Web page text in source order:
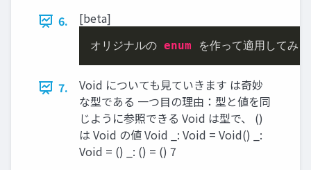
6.
[beta]
オリジナルの enum を作って適⽤してみ
7.
Void についても⾒ていきます は奇妙
な型である ⼀つ⽬の理由：型と値を同
じように参照できる Void は型で、 ()
は Void の値 Void _: Void = Void() _:
Void = () _: () = () 7